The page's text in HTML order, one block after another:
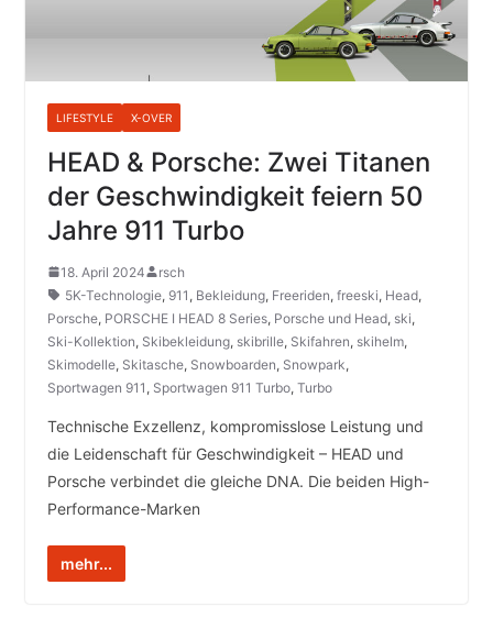
LIFESTYLE X-OVER
HEAD & Porsche: Zwei Titanen
der Geschwindigkeit feiern 50
Jahre 911 Turbo
18. April 2024
rsch
5K-Technologie, 911 , Bekleidung, Freeriden, freeski, Head,
Porsche, PORSCHE I HEAD 8 Series, Porsche und Head, ski,
Ski-Kollektion, Skibekleidung, skibrille, Skifahren, skihelm,
Skimodelle, Skitasche, Snowboarden, Snowpark,
Sportwagen 911 , Sportwagen 911 Turbo, Turbo
Technische Exzellenz, kompromisslose Leistung und
die Leidenschaft für Geschwindigkeit – HEAD und
Porsche verbindet die gleiche DNA. Die beiden High-
Performance-Marken
mehr...